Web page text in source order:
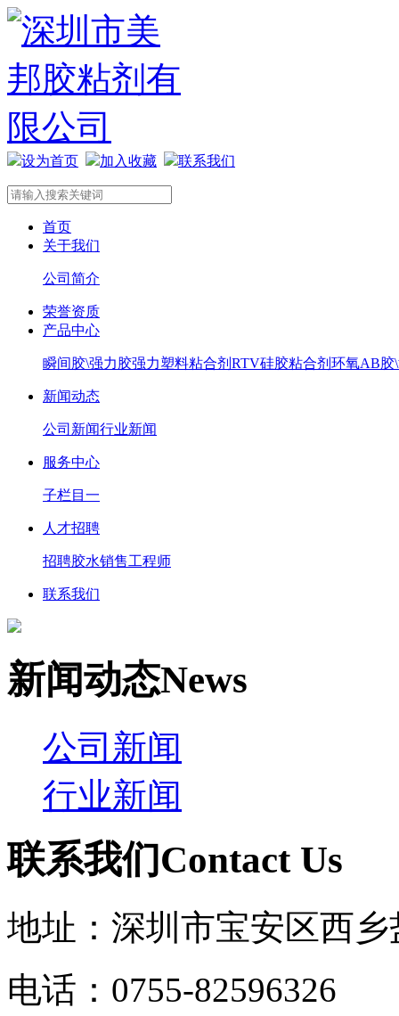
设为首页 加入收藏 联系我们
首页
关于我们
公司简介
荣誉资质
产品中心
瞬间胶\强力胶强力塑料粘合剂 RTV硅胶粘合剂 环氧AB胶
新闻动态
公司新闻行业新闻
服务中心
子栏目一
人才招聘
招聘胶水销售工程师
联系我们
新闻动态News
公司新闻
行业新闻
联系我们Contact Us
地址：深圳市宝安区西
电话：0755-82596326